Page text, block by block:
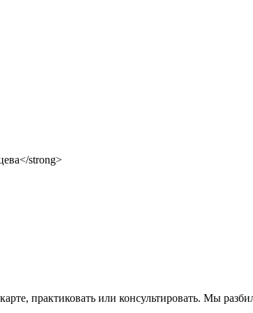
практиковать или консультировать. Мы